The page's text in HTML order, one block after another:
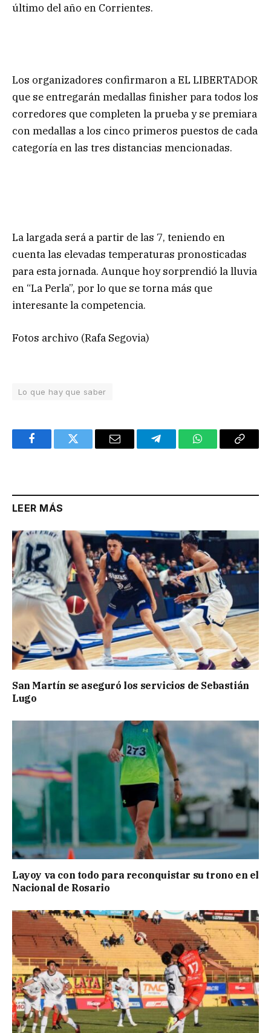
último del año en Corrientes.
Los organizadores confirmaron a EL LIBERTADOR
que se entregarán medallas finisher para todos los
corredores que completen la prueba y se premiara
con medallas a los cinco primeros puestos de cada
categoría en las tres distancias mencionadas.
La largada será a partir de las 7, teniendo en
cuenta las elevadas temperaturas pronosticadas
para esta jornada. Aunque hoy sorprendió la lluvia
en “La Perla”, por lo que se torna más que
interesante la competencia.
Fotos archivo (Rafa Segovia)
Lo que hay que saber
FacebookTwitter Email TelegramWhatsAppCopy
LEER MÁS
San Martín se aseguró los servicios de Sebastián
Lugo
Layoy va con todo para reconquistar su trono en el
Nacional de Rosario